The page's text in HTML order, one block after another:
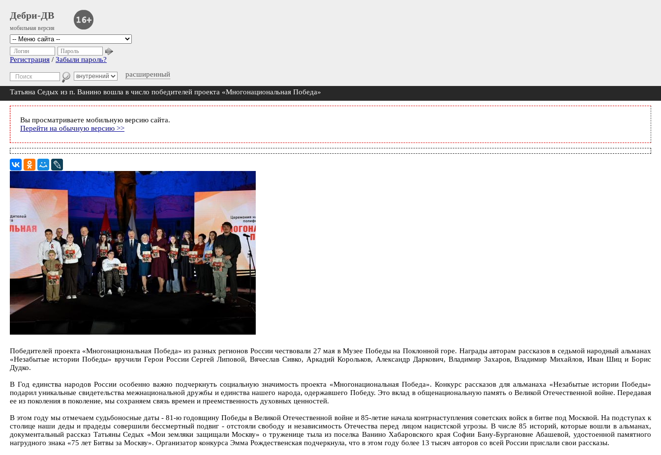
Дебри-ДВ
мобильная версия
расширенный
Логин Пароль
Регистрация / Забыли пароль?
Татьяна Седых из п. Ванино вошла в число победителей проекта «Многонациональная Победа»
Вы просматриваете мобильную версию сайта.
Перейти на обычную версию >>
Победителей проекта «Многонациональная Победа» из разных регионов России чествовали 27 мая в Музее Победы на Поклонной горе. Награды авторам рассказов в седьмой народный альманах
«Незабытые истории Победы» вручили Герои России Сергей Липовой, Вячеслав Сивко, Аркадий Корольков, Александр Даркович, Владимир Захаров, Владимир Михайлов, Иван Шиц и Борис
Дудко.
В Год единства народов России особенно важно подчеркнуть социальную значимость проекта «Многонациональная Победа». Конкурс рассказов для альманаха «Незабытые истории Победы»
подарил уникальные свидетельства межнациональной дружбы и единства нашего народа, одержавшего Победу. Это вклад в общенациональную память о Великой Отечественной войне. Передавая
ее из поколения в поколение, мы сохраняем связь времен и преемственность духовных ценностей.
В этом году мы отмечаем судьбоносные даты - 81-ю годовщину Победы в Великой Отечественной войне и 85-летие начала контрнаступления советских войск в битве под Москвой. На подступах к
столице наши деды и прадеды совершили бессмертный подвиг - отстояли свободу и независимость Отечества перед лицом нацистской угрозы. В числе 85 историй, которые вошли в альманах,
документальный рассказ Татьяны Седых «Мои земляки защищали Москву» о труженице тыла из поселка Ванино Хабаровского края Софии Бану-Бургановне Абашевой, удостоенной памятного
нагрудного знака «75 лет Битвы за Москву». Организатор конкурса Эмма Рождественская подчеркнула, что в этом году более 13 тысяч авторов со всей России прислали свои рассказы.